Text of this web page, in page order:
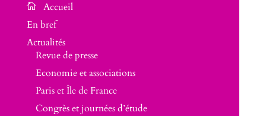
En bref
Actualités
Revue de presse
Economie et associations
Paris et Île de France
Congrès et journées d’étude